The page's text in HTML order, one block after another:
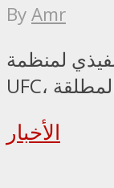
ByAmr
لمنظمة
الأخبار